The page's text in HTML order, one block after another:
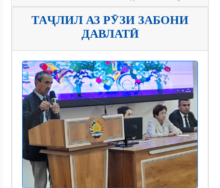
ТАҶЛИЛ АЗ РӮЗИ ЗАБОНИ
ДАВЛАТӢ